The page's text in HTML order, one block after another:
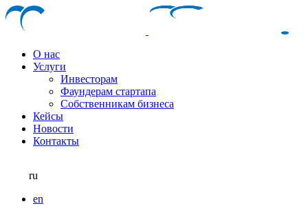
О нас
Услуги
Инвесторам
Фаундерам стартапа
Собственникам бизнеса
Кейсы
Новости
Контакты
ru
en